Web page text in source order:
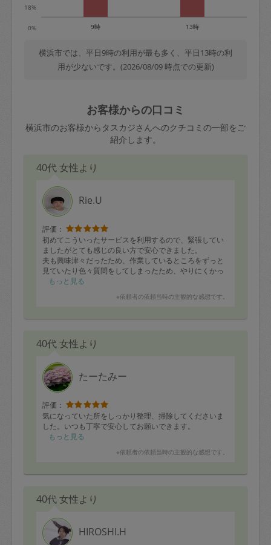
0%
18%
9時 13時
横浜市では、平日9時の利用が最も多く、平日13時の利
用が少ないです。(2026/08/09 時点での更新)
お客様からの口コミ
横浜市のお客様からタスカジさんへのクチコミの一部をご
紹介します。
40代 女性より
Rie.U
評価：
初めてこういったサービスを利用するので、緊張してい
ましたがとても感じの良い方で安心できました。
夫も興味津々だったため、作業しているところをずっと
見ていたり色々質問をしてしまったため、やりにくかっ
たかと思います。
⭐︎たらのクリーム煮
⭐︎肉じゃが
○ひじきとトマトのサラダ
○小松菜と切り干し大根のサラダ
○カボチャサラダ
○蓮根のきんぴら
○高野豆腐の揚げ浸し
○ポテトフライ
○野菜スープ
○麻婆豆腐
薄味でお願いしましたが、とても美味しかったです。
野豆腐を揚げるという発想が無かったのでとても新鮮で
普段下ごしらえをあまりしっかりしないので、ちゃんと
やるとこんなにも食感が変わるのだと色々と勉強になり
ました。
本当にありがとうございました。
もっと見る
※依頼者の依頼当時の主観的な感想です。
40代 女性より
たーたみー
評価：
気になっていた所をしっかり整理、掃除してくださいま
した。いつも丁寧で安心してお願いできます。
もっと見る
※依頼者の依頼当時の主観的な感想です。
40代 女性より
HIROSHI.H